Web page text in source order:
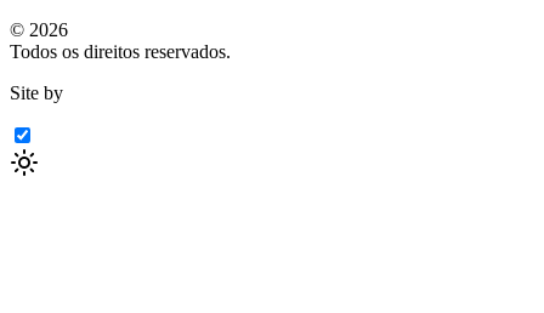
© 2026
Todos os direitos reservados.
Site by